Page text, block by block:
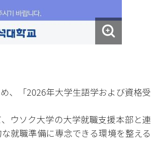
、「2026年大学生語学および資格受
ウソク大学の大学就職支援本部と連
就職準備に専念できる環境を整える